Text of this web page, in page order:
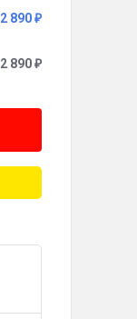
2 890 ₽
2 890 ₽